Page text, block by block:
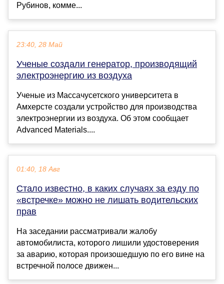
Рубинов, комме...
23:40, 28 Май
Ученые создали генератор, производящий
электроэнергию из воздуха
Ученые из Массачусетского университета в
Амхерсте создали устройство для производства
электроэнергии из воздуха. Об этом сообщает
Advanced Materials....
01:40, 18 Авг
Стало известно, в каких случаях за езду по
«встречке» можно не лишать водительских
прав
На заседании рассматривали жалобу
автомобилиста, которого лишили удостоверения
за аварию, которая произошедшую по его вине на
встречной полосе движен...